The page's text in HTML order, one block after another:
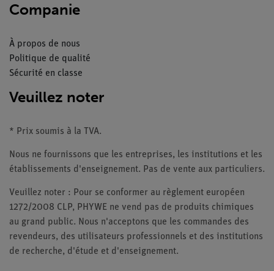
Companie
À propos de nous
Politique de qualité
Sécurité en classe
Veuillez noter
* Prix soumis à la TVA.
Nous ne fournissons que les entreprises, les institutions et les
établissements d'enseignement. Pas de vente aux particuliers.
Veuillez noter : Pour se conformer au règlement européen
1272/2008 CLP, PHYWE ne vend pas de produits chimiques
au grand public. Nous n'acceptons que les commandes des
revendeurs, des utilisateurs professionnels et des institutions
de recherche, d'étude et d'enseignement.